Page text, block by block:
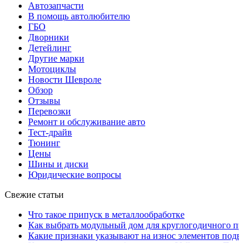
Автозапчасти
В помощь автолюбителю
ГБО
Дворники
Детейлинг
Другие марки
Мотоциклы
Новости Шевроле
Обзор
Отзывы
Перевозки
Ремонт и обслуживание авто
Тест-драйв
Тюнинг
Цены
Шины и диски
Юридические вопросы
Свежие статьи
Что такое припуск в металлообработке
Как выбрать модульный дом для
Какие признаки указывают на износ элементов